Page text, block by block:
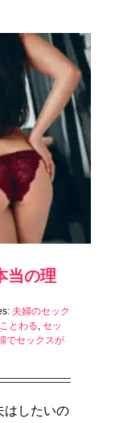
当の理
夫婦のセック
とわる, セッ
でセックスが
はしたいの